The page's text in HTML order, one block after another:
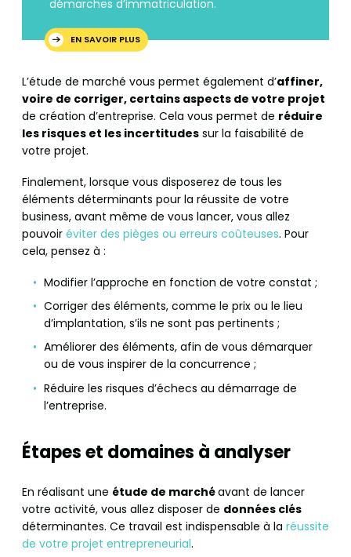
démarches d’immatriculation.
EN SAVOIR PLUS
L’étude de marché vous permet également d’affiner,
voire de corriger, certains aspects de votre projet
de création d’entreprise. Cela vous permet de réduire
les risques et les incertitudes sur la faisabilité de
votre projet.
Finalement, lorsque vous disposerez de tous les
éléments déterminants pour la réussite de votre
business, avant même de vous lancer, vous allez
pouvoir éviter des pièges ou erreurs coûteuses. Pour
cela, pensez à :
Modifier l’approche en fonction de votre constat ;
Corriger des éléments, comme le prix ou le lieu
d’implantation, s’ils ne sont pas pertinents ;
Améliorer des éléments, afin de vous démarquer
ou de vous inspirer de la concurrence ;
Réduire les risques d’échecs au démarrage de
l’entreprise.
Étapes et domaines à analyser
En réalisant une étude de marchéavant de lancer
votre activité, vous allez disposer de données clés
déterminantes. Ce travail est indispensable à la réussite
de votre projet entrepreneurial.